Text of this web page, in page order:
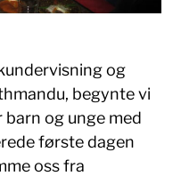
og
begynte vi
og unge med
første dagen
oss fra